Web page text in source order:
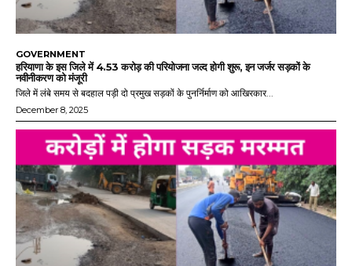
GOVERNMENT
हरियाणा के इस जिले में 4.53 करोड़ की परियोजना जल्द होगी शुरू, इन जर्जर सड़कों के
नवीनीकरण को मंजूरी
जिले में लंबे समय से बदहाल पड़ी दो प्रमुख सड़कों के पुनर्निर्माण को आखिरकार...
December 8, 2025